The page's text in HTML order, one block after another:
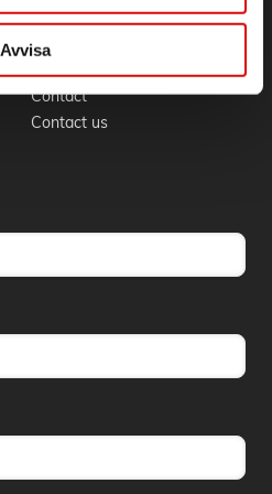
Avvisa
CONTACT
Phone:
Email:info@order.se
Contact
Contact us